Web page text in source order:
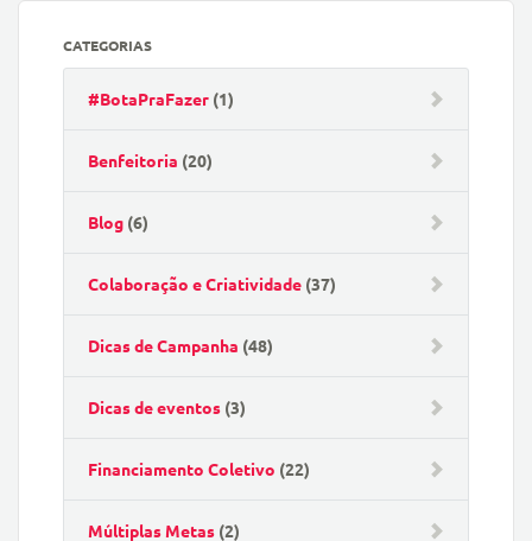
CATEGORIAS
#BotaPraFazer (1)
Benfeitoria (20)
Blog (6)
Colaboração e Criatividade (37)
Dicas de Campanha (48)
Dicas de eventos (3)
Financiamento Coletivo (22)
Múltiplas Metas (2)